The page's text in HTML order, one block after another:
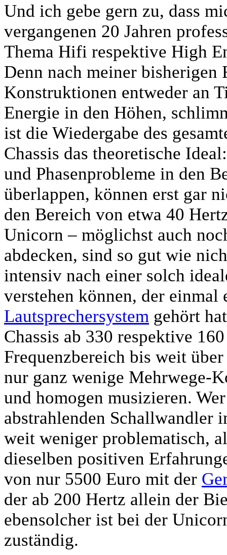
Und ich gebe gern zu, dass
vergangenen 20 Jahren
Thema Hifi respektive High
Denn nach meiner
Konstruktionen entweder an
Energie in den Höhen,
ist die Wiedergabe des
Chassis das theoretische
und Phasenprobleme in den
überlappen, können erst gar
den Bereich von etwa 40
Unicorn – möglichst auch
abdecken, sind so gut wie
intensiv nach einer solch
verstehen können, der
Lautsprechersystem gehört
Chassis ab 330 respektive
Frequenzbereich bis weit
nur ganz wenige Mehrwege-
und homogen musizieren.
abstrahlenden Schallwandler
weit weniger problematisch,
dieselben positiven
von nur 5500 Euro mit der
der ab 200 Hertz allein der
ebensolcher ist bei der
zuständig.